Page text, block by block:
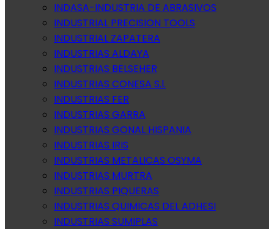
INDASA-INDUSTRIA DE ABRASIVOS
INDUSTRIAL PRECISION TOOLS
INDUSTRIAL ZAPATERA
INDUSTRIAS ALDAYA
INDUSTRIAS BELSEHER
INDUSTRIAS CONESA S.l.
INDUSTRIAS FER
INDUSTRIAS GARRA
INDUSTRIAS GONAL HISPANIA
INDUSTRIAS IRIS
INDUSTRIAS METALICAS OSYMA
INDUSTRIAS MURTRA
INDUSTRIAS PIQUERAS
INDUSTRIAS QUIMICAS DEL ADHESI
INDUSTRIAS SUMIPLAS